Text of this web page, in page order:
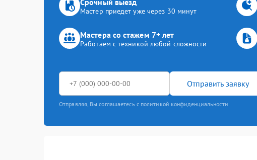
Срочный выезд
Мастер приедет уже через 30 минут
Мастера со стажем 7+ лет
Работаем с техникой любой сложности
Отправить заявку
Отправляя, Вы соглашаетесь с политикой конфиденциальности